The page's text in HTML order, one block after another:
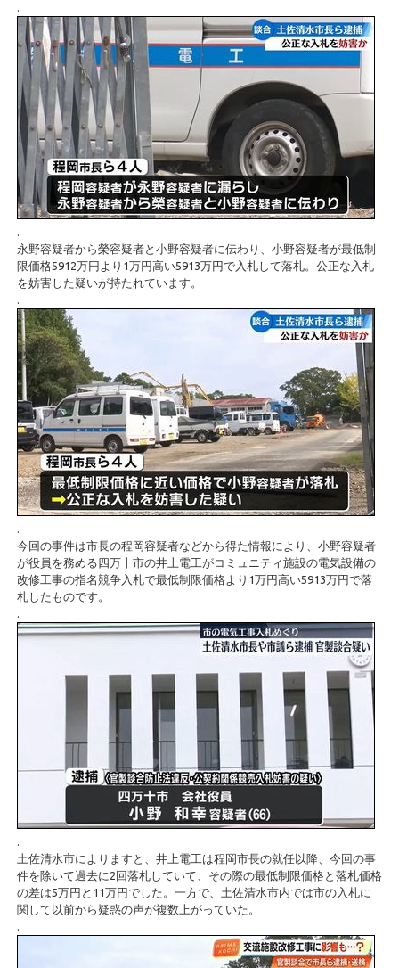
.
.
永野容疑者から榮容疑者と小野容疑者に伝わり、小野容疑者が最低制
限価格5912万円より1万円高い5913万円で入札して落札。公正な入札
を妨害した疑いが持たれています。
.
.
今回の事件は市長の程岡容疑者などから得た情報により、小野容疑者
が役員を務める四万十市の井上電工がコミュニティ施設の電気設備の
改修工事の指名競争入札で最低制限価格より1万円高い5913万円で落
札したものです。
.
.
土佐清水市によりますと、井上電工は程岡市長の就任以降、今回の事
件を除いて過去に2回落札していて、その際の最低制限価格と落札価格
の差は5万円と11万円でした。一方で、土佐清水市内では市の入札に
関して以前から疑惑の声が複数上がっていた。
.